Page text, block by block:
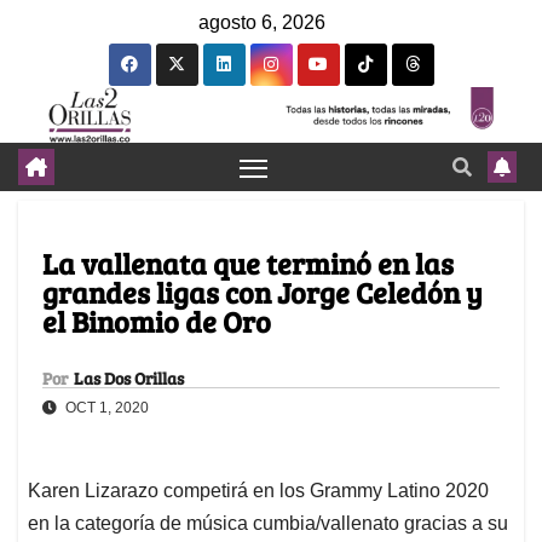
agosto 6, 2026
La vallenata que terminó en las
grandes ligas con Jorge Celedón y
el Binomio de Oro
Por Las Dos Orillas
OCT 1, 2020
Karen Lizarazo competirá en los Grammy Latino 2020
en la categoría de música cumbia/vallenato gracias a su